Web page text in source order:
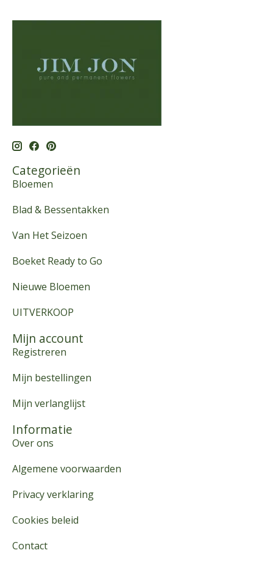
Categorieën
Bloemen
Blad & Bessentakken
Van Het Seizoen
Boeket Ready to Go
Nieuwe Bloemen
UITVERKOOP
Mijn account
Registreren
Mijn bestellingen
Mijn verlanglijst
Informatie
Over ons
Algemene voorwaarden
Privacy verklaring
Cookies beleid
Contact